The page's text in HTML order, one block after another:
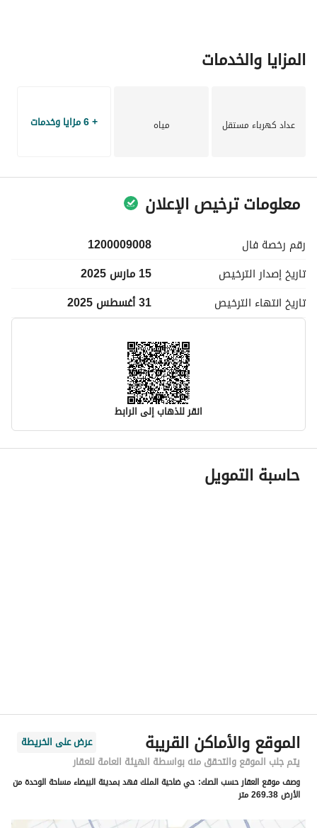
المزايا والخدمات
عداد كهرباء مستقل مياه + 6 مزايا وخدمات
معلومات ترخيص الإعلان
رقم رخصة فال
1200009008
تاريخ إصدار الترخيص
15 مارس 2025
تاريخ انتهاء الترخيص 31 أغسطس 2025
انقر للذهاب إلى الرابط
معلومات مسؤول الإعلان
اسم المسؤول
رقم المبنى
2475
الرقم الاضافي
6943
حاسبة التمويل
الموقع والأماكن القريبة
عرض على الخريطة
يتم جلب الموقع والتحقق منه بواسطة الهيئة العامة للعقار
وصف موقع العقار حسب الصك: حي ضاحية الملك فهد بمدينة البيضاء مساحة الوحدة من
الأرض 269.38 متر